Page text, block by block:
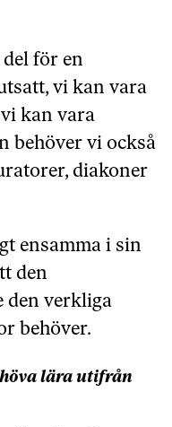
för en
vi kan vara
kan vara
behöver vi också
diakoner
ensamma i sin
den
den verkliga
behöver.
lära utifrån